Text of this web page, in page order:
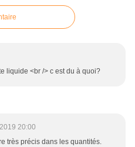
liquide <br /> c est du à quoi?
20:00
très précis dans les quantités.